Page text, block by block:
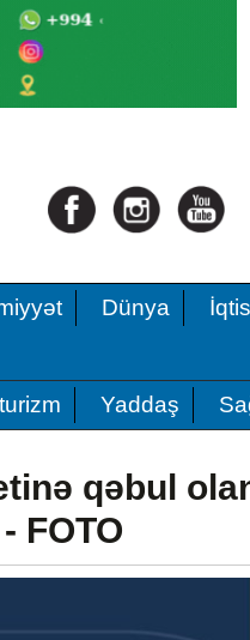
Dünya
Yaddaş
qəbul
FOTO